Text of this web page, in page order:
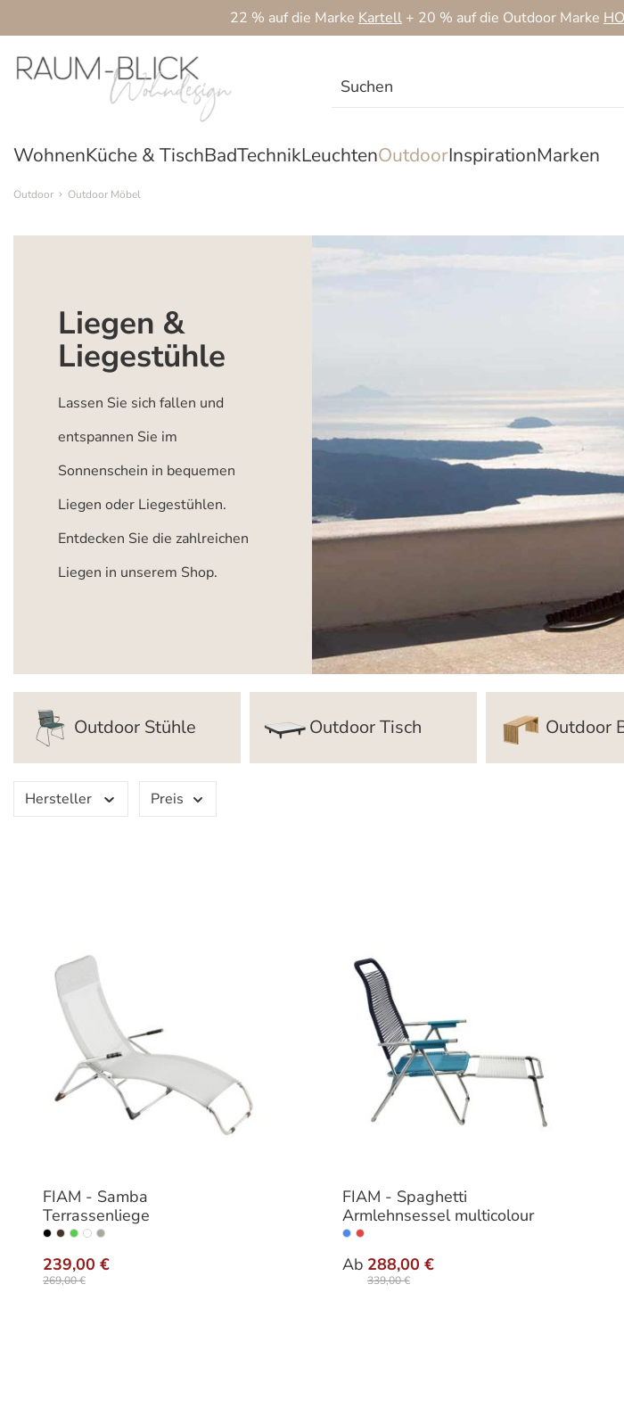
22 % auf die Marke Kartell + 20 % auf die Outdoor Marke
WohnenKüche & TischBadTechnikLeuchtenOutdoorInspirationMarken
Outdoor Outdoor Möbel
Liegen &
Liegestühle
Lassen Sie sich fallen und
entspannen Sie im
Sonnenschein in bequemen
Liegen oder Liegestühlen.
Entdecken Sie die zahlreichen
Liegen in unserem Shop.
Outdoor Stühle Outdoor Tisch Outdoor
Hersteller Preis
FIAM - Samba
Terrassenliege
239,00 €
269,00 €
FIAM - Spaghetti
Armlehnsessel multicolour
Ab 288,00 €
339,00 €